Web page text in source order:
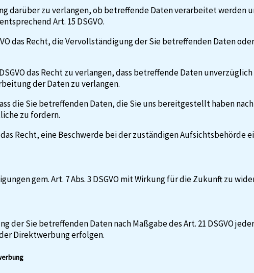
darüber zu verlangen, ob betreffende Daten verarbeitet werden
Art. 15 DSGVO.
das Recht, die Vervollständigung der Sie betreffenden Daten
das Recht zu verlangen, dass betreffende Daten
der Daten zu verlangen.
die Sie betreffenden Daten, die Sie uns bereitgestellt haben
zu fordern.
das Recht, eine Beschwerde bei der zuständigen Aufsichtsbehörde
gem. Art. 7 Abs. 3 DSGVO mit Wirkung für die Zukunft zu
der Sie betreffenden Daten nach Maßgabe des Art. 21 DSGVO
Direktwerbung erfolgen.